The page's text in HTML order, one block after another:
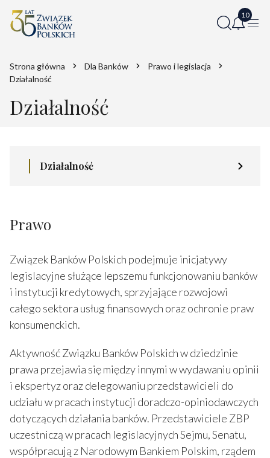
Strona główna Dla Banków
Prawo i legislacja
Działalność
Działalność
Działalność
Prawo
Związek Banków Polskich podejmuje inicjatywy
legislacyjne służące lepszemu funkcjonowaniu banków
i instytucji kredytowych, sprzyjające rozwojowi
całego sektora usług finansowych oraz ochronie praw
konsumenckich.
Aktywność Związku Banków Polskich w dziedzinie
prawa przejawia się między innymi w wydawaniu opinii
i ekspertyz oraz delegowaniu przedstawicieli do
udziału w pracach instytucji doradczo-opiniodawczych
dotyczących działania banków. Przedstawiciele ZBP
uczestniczą w pracach legislacyjnych Sejmu, Senatu,
współpracują z Narodowym Bankiem Polskim, rządem